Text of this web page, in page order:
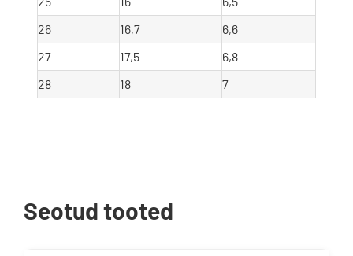
26
16,7
6,6
27
17,5
6,8
28
18 7
Seotud tooted